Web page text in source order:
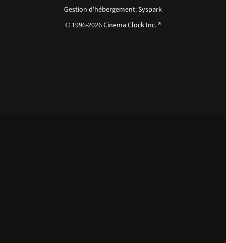
Gestion d'hébergement: Syspark
© 1996-2026 Cinema Clock Inc. ®